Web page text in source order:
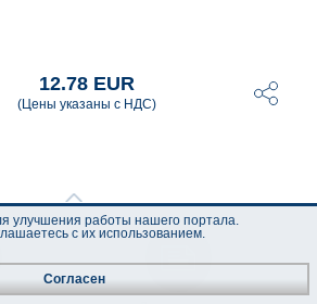
12.78 EUR
(Цены указаны с НДС)
улучшения работы нашего портала.
с их использованием.
Согласен